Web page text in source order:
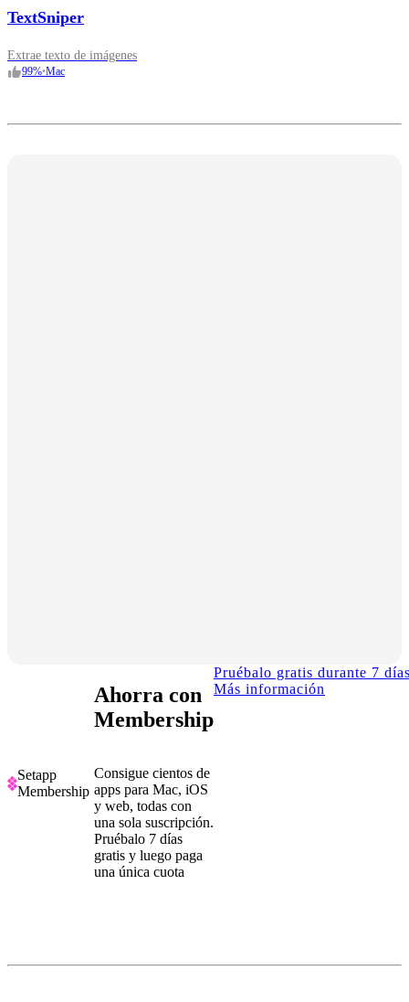
Setapp
Membership
Ahorra con
Membership
Consigue cientos de
apps para Mac, iOS
y web, todas con
una sola suscripción.
Pruébalo 7 días
gratis y luego paga
una única cuota
Pruébalo gratis durante 7
Más información
TextSniper
Extrae texto de imágenes
99%•Mac